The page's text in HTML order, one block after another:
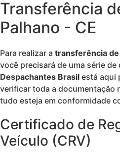
Transferência
Palhano - CE
Para realizar a transferência de
você precisará de uma série
Despachantes Brasil está aqui
verificar toda a documentação
tudo esteja em conformidade
Certificado de
Veículo (CRV)